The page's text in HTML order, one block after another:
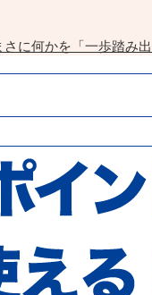
に何かを「一歩踏み